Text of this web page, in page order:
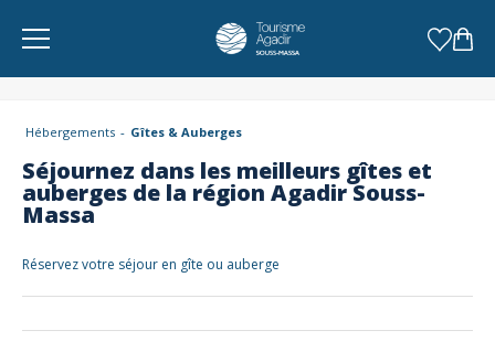
Hébergements Gîtes & Auberges
Séjournez dans les meilleurs gîtes et
auberges de la région Agadir Souss-
Massa
Réservez votre séjour en gîte ou auberge